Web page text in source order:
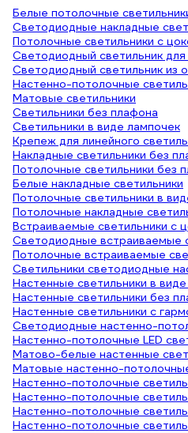
Белые потолочные
Светодиодные накладные
Потолочные светильники с
Светодиодный светильник для
Светодиодный светильник из
Настенно-потолочные
Матовые светильники
Светильники без плафона
Светильники в виде лампочек
Крепеж для линейного
Накладные светильники без
Потолочные светильники без
Белые накладные светильники
Потолочные светильники в
Потолочные накладные
Встраиваемые светильники с
Светодиодные встраиваемые
Потолочные встраиваемые
Светильники светодиодные
Настенные светильники в
Настенные светильники без
Настенные светильники с
Светодиодные настенно-
Настенно-потолочные LED
Матово-белые настенные
Матовые настенно-
Настенно-потолочные
Настенно-потолочные
Настенно-потолочные
Настенно-потолочные